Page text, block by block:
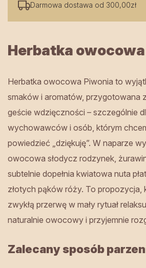
PodlasiaDarmowa dostawa od 300,00zł
Herbatka
Herbatka owocowa Piwonia to
smaków i aromatów, przygotowana
geście wdzięczności – szczególnie
wychowawców i osób, którym
powiedzieć „dziękuję”. W naparze
owocowa słodycz rodzynek,
subtelnie dopełnia kwiatowa nuta
złotych pąków róży. To propozycja,
zwykłą przerwę w mały rytuał
naturalnie owocowy i przyjemnie
Zalecany sposób